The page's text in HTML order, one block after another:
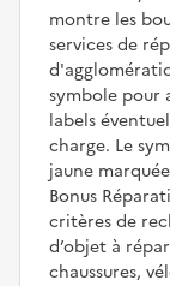
montre les
services de
symbole pour
labels
charge. Le
jaune
Bonus
critères de
d’objet à
chaussures,